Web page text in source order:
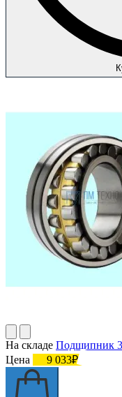
На складе Подшипник
Цена
9 033₽